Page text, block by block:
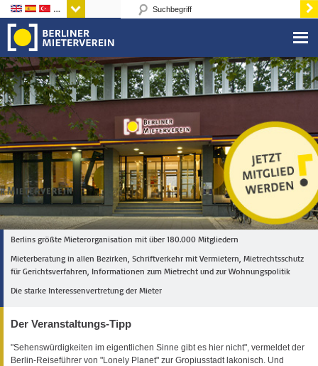
Sprachen
Berlins größte Mieterorganisation mit über 180.000 Mitgliedern
Mieterberatung in allen Bezirken, Schriftverkehr mit Vermietern, Mietrechtsschutz
für Gerichtsverfahren, Informationen zum Mietrecht und zur Wohnungspolitik
Die starke Interessenvertretung der Mieter
Der Veranstaltungs-Tipp
"Sehenswürdigkeiten im eigentlichen Sinne gibt es hier nicht", vermeldet der
Berlin-Reiseführer von "Lonely Planet" zur Gropiusstadt lakonisch. Und